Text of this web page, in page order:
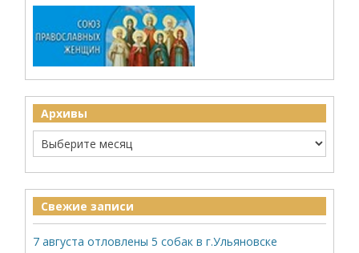
Архивы
Свежие записи
7 августа отловлены 5 собак в г.Ульяновске